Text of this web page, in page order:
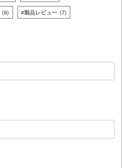
(6) 製品レビュー (7)